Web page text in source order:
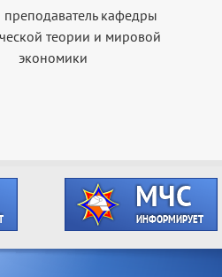
кафедры
теории и мировой
экономики